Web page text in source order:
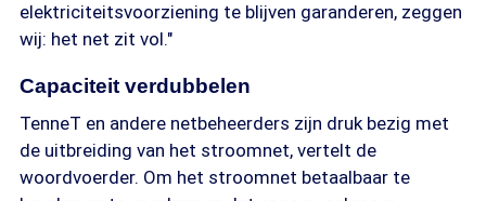
elektriciteitsvoorziening te blijven garanderen, zeggen
wij: het net zit vol."
Capaciteit verdubbelen
TenneT en andere netbeheerders zijn druk bezig met
de uitbreiding van het stroomnet, vertelt de
woordvoerder. Om het stroomnet betaalbaar te